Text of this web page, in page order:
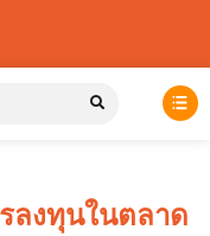
ลงทุนในตลาด